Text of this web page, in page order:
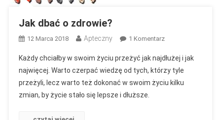
Jak dbać o zdrowie?
12 Marca 2018 Apteczny 1 KomentarzDo
Dbać
O
Zdrowie?
Każdy chciałby w swoim życiu przeżyć jak najdłużej i jak
najwięcej. Warto czerpać wiedzę od tych, którzy tyle
przeżyli, lecz warto też dokonać w swoim życiu kilku
zmian, by życie stało się lepsze i dłuższe.